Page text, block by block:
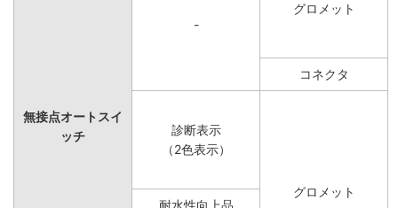
無接点オートスイ
ッチ
-
グロメット
コネクタ
診断表示
（2色表示）
グロメット